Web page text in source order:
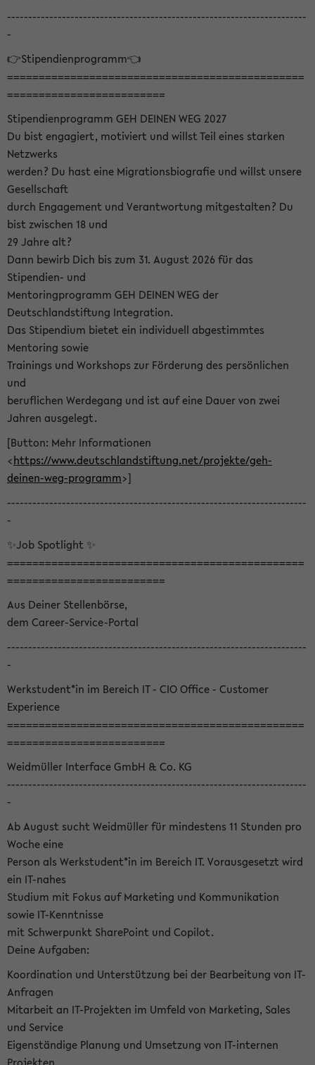
-----------------------------------------------------------------------
-
👉Stipendienprogramm👈
===============================================
=========================
Stipendienprogramm GEH DEINEN WEG 2027
Du bist engagiert, motiviert und willst Teil eines starken
Netzwerks
werden? Du hast eine Migrationsbiografie und willst unsere
Gesellschaft
durch Engagement und Verantwortung mitgestalten? Du
bist zwischen 18 und
29 Jahre alt?
Dann bewirb Dich bis zum 31. August 2026 für das
Stipendien- und
Mentoringprogramm GEH DEINEN WEG der
Deutschlandstiftung Integration.
Das Stipendium bietet ein individuell abgestimmtes
Mentoring sowie
Trainings und Workshops zur Förderung des persönlichen
und
beruflichen Werdegang und ist auf eine Dauer von zwei
Jahren ausgelegt.
[Button: Mehr Informationen
<https://www.deutschlandstiftung.net/projekte/geh-
deinen-weg-programm>]
-----------------------------------------------------------------------
-
✨Job Spotlight ✨
===============================================
=========================
Aus Deiner Stellenbörse,
dem Career-Service-Portal
-----------------------------------------------------------------------
-
Werkstudent*in im Bereich IT - CIO Office - Customer
Experience
===============================================
=========================
Weidmüller Interface GmbH & Co. KG
-----------------------------------------------------------------------
-
Ab August sucht Weidmüller für mindestens 11 Stunden pro
Woche eine
Person als Werkstudent*in im Bereich IT. Vorausgesetzt wird
ein IT-nahes
Studium mit Fokus auf Marketing und Kommunikation
sowie IT-Kenntnisse
mit Schwerpunkt SharePoint und Copilot.
Deine Aufgaben:
Koordination und Unterstützung bei der Bearbeitung von IT-
Anfragen
Mitarbeit an IT-Projekten im Umfeld von Marketing, Sales
und Service
Eigenständige Planung und Umsetzung von IT-internen